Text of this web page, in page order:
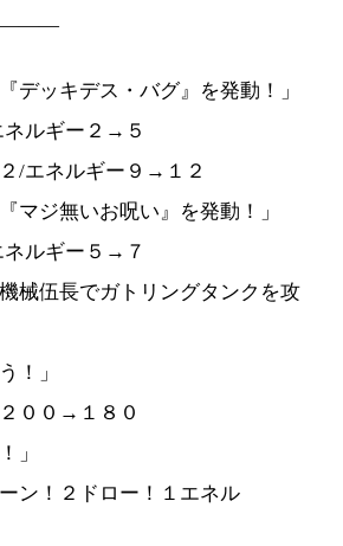
デッキデス・バグ』を発動！」
ルギー２→５
/エネルギー９→１２
マジ無いお呪い』を発動！」
ルギー５→７
械伍長でガトリングタンクを攻
！」
００→１８０
」
ン！２ドロー！１エネル